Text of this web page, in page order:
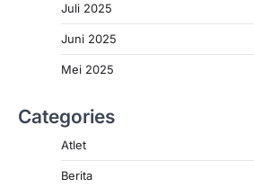
Juli 2025
Juni 2025
Mei 2025
Categories
Atlet
Berita